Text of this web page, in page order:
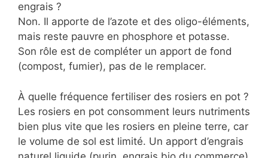
engrais ?
Non. Il apporte de l’azote et des oligo-éléments,
mais reste pauvre en phosphore et potasse.
Son rôle est de compléter un apport de fond
(compost, fumier), pas de le remplacer.
À quelle fréquence fertiliser des rosiers en pot ?
Les rosiers en pot consomment leurs nutriments
bien plus vite que les rosiers en pleine terre, car
le volume de sol est limité. Un apport d’engrais